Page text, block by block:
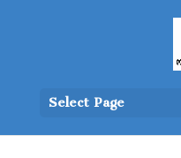
Select Page